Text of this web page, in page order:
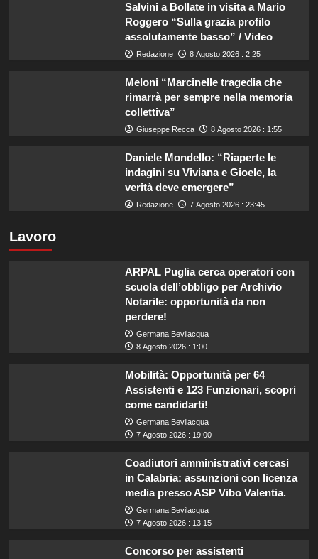
Salvini a Bollate in visita a Mario
Roggero “Sulla grazia profilo
assolutamente basso” / Video
Redazione 8 Agosto 2026 : 2:25
Meloni “Marcinelle tragedia che
rimarrà per sempre nella memoria
collettiva”
Giuseppe Recca 8 Agosto 2026 : 1:55
Daniele Mondello: “Riaperte le
indagini su Viviana e Gioele, la
verità deve emergere”
Redazione 7 Agosto 2026 : 23:45
Lavoro
ARPAL Puglia cerca operatori con
scuola dell’obbligo per Archivio
Notarile: opportunità da non
perdere!
Germana Bevilacqua
8 Agosto 2026 : 1:00
Mobilità: Opportunità per 64
Assistenti e 123 Funzionari, scopri
come candidarti!
Germana Bevilacqua
7 Agosto 2026 : 19:00
Coadiutori amministrativi cercasi
in Calabria: assunzioni con licenza
media presso ASP Vibo Valentia.
Germana Bevilacqua
7 Agosto 2026 : 13:15
Concorso per assistenti